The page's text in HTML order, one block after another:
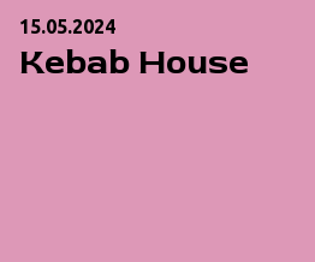
15.05.2024
Kebab House